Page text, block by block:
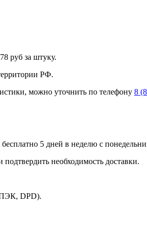
руб за штуку.
РФ.
можно уточнить по телефону 8
5 дней в неделю с
необходимость доставки.
ПЭК, DPD).